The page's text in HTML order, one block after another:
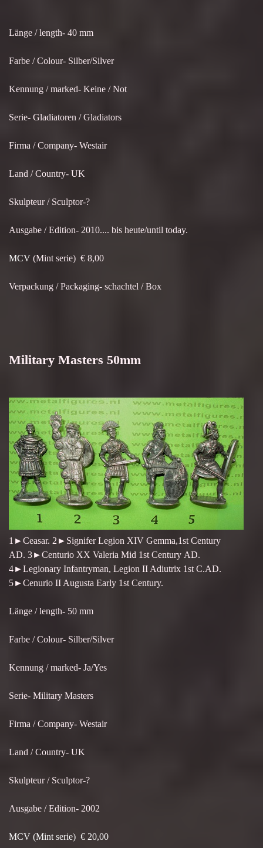
Länge / length- 40 mm
Farbe / Colour- Silber/Silver
Kennung / marked- Keine / Not
Serie- Gladiatoren / Gladiators
Firma / Company- Westair
Land / Country- UK
Skulpteur / Sculptor-?
Ausgabe / Edition- 2010.... bis heute/until today.
MCV (Mint serie) € 8,00
Verpackung / Packaging- schachtel / Box
Military Masters 50mm
1►Ceasar. 2►Signifer Legion XIV Gemma,1st Century
AD. 3►Centurio XX Valeria Mid 1st Century AD.
4►Legionary Infantryman, Legion II Adiutrix 1st C.AD.
5►Cenurio II Augusta Early 1st Century.
Länge / length- 50 mm
Farbe / Colour- Silber/Silver
Kennung / marked- Ja/Yes
Serie- Military Masters
Firma / Company- Westair
Land / Country- UK
Skulpteur / Sculptor-?
Ausgabe / Edition- 2002
MCV (Mint serie) € 20,00